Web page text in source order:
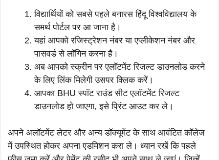
विद्यार्थियों को सबसे पहले बनारस हिंदू विश्वविद्यालय के
समर्थ पोर्टल पर आ जाना है।
यहां आपको रजिस्ट्रेशन नंबर या एप्लीकेशन नंबर और
पासवर्ड से लॉगिन करना है।
अब आपको स्क्रीन पर एलॉटमेंट रिजल्ट डाउनलोड करने
के लिए लिंक मिलेगी उसपर क्लिक करें।
आपका BHU स्पॉट राउंड सीट एलॉटमेंट रिजल्ट
डाउनलोड हो जाएगा, इसे प्रिंट आउट कर ले।
अपने अलॉटमेंट लेटर और अन्य डॉक्यूमेंट के साथ आवंटित कॉलेज
में उपस्थित होकर अपना एडमिशन करा ले। ध्यान रखें कि पहले